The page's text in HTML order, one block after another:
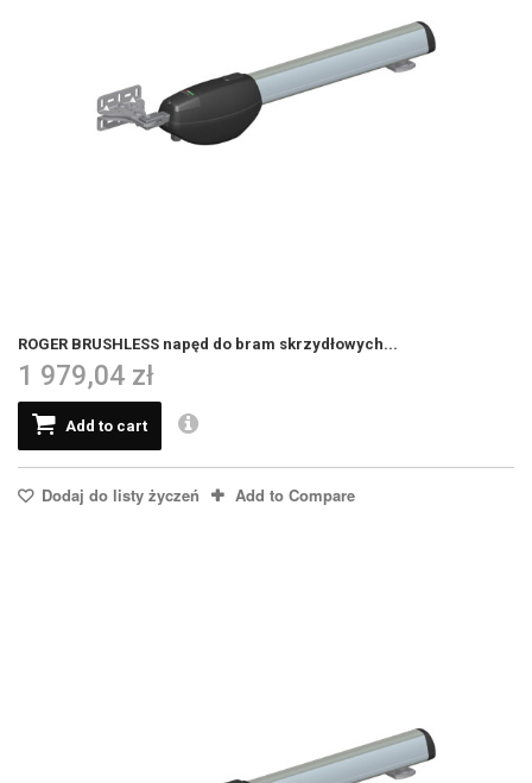
ROGER BRUSHLESS napęd do bram skrzydłowych...
1 979,04 zł
Add to cart
Dodaj do listy życzeń Add to Compare